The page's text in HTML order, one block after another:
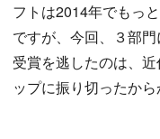
フトは2014年でもっ
ですが、今回、３部
受賞を逃したのは、
ップに振り切ったから